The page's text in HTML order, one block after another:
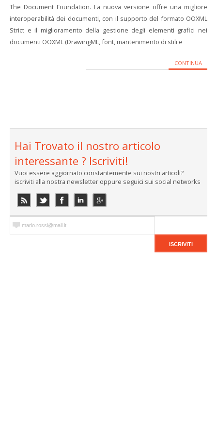
The Document Foundation. La nuova versione offre una migliore
interoperabilità dei documenti, con il supporto del formato OOXML
Strict e il miglioramento della gestione degli elementi grafici nei
documenti OOXML (DrawingML, font, mantenimento di stili e
CONTINUA
Hai Trovato il nostro articolo
interessante ? Iscriviti!
Vuoi essere aggiornato constantemente sui nostri articoli?
iscriviti alla nostra newsletter oppure seguici sui social networks